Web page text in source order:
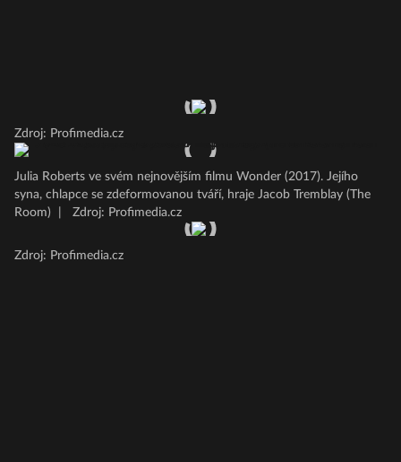
Zdroj: Profimedia.cz
Julia Roberts ve svém nejnovějším filmu Wonder (2017). Jejího
syna, chlapce se zdeformovanou tváří, hraje Jacob Tremblay (The
Room)
Zdroj: Profimedia.cz
Zdroj: Profimedia.cz